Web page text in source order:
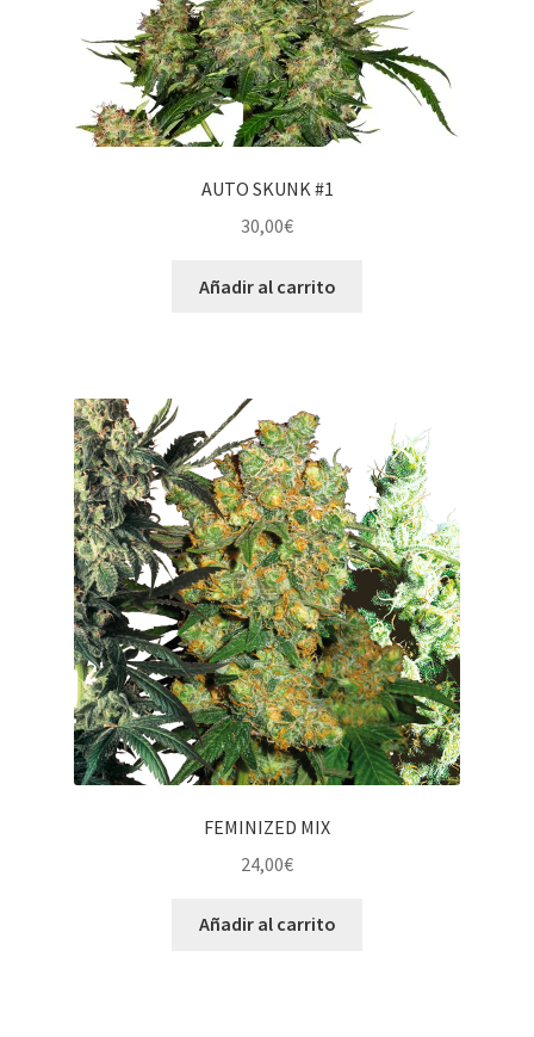
AUTO SKUNK #1
30,00€
Añadir al carrito
FEMINIZED MIX
24,00€
Añadir al carrito